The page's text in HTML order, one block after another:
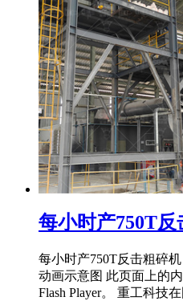
每小时产750T反
每小时产750T反击粗碎
动画示意图 此页面上的
Flash Player。 重工科技